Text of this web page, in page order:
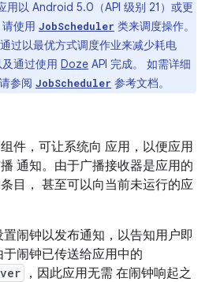
用以 Android 5.0（API 级别 21）或更
使用 JobScheduler 类来调度操作。
过以最优方式调度作业来减少耗电
通过使用 Doze API 完成。 如需详细
参阅 JobScheduler 参考文档。
件，可让系统向 应用，以便应用
通知。由于广播接收器是应用的
目， 甚至可以向当前未运行的应
闹钟以发布通知，以告知用户即
闹钟已传送给应用中的
，因此应用无需 在闹钟响起之